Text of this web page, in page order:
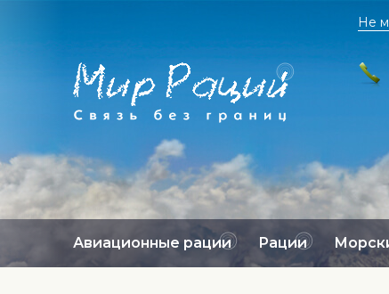
Не
Авиационные рации Рации